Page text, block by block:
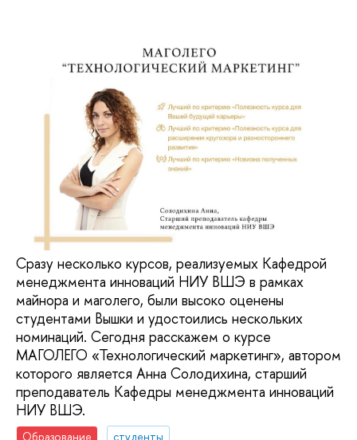
Сразу несколько курсов, реализуемых Кафедрой
менеджмента инноваций НИУ ВШЭ в рамках
майнора и маголего, были высоко оценены
студентами Вышки и удостоились нескольких
номинаций. Сегодня расскажем о курсе
МАГОЛЕГО «Технологический маркетинг», автором
которого является Анна Солодихина, старший
преподаватель Кафедры менеджмента инноваций
НИУ ВШЭ.
Образование студенты